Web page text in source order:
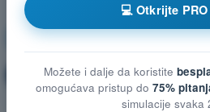
Navigacija
🔒 PRO
💻 Otkrijte
Možete i dalje da koristite
omogućava pristup do 75%
simulacije svaka